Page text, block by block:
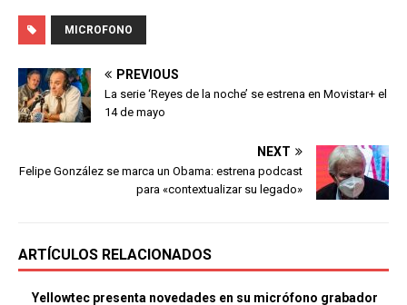
MICROFONO
PREVIOUS
La serie ‘Reyes de la noche’ se estrena en Movistar+ el
14 de mayo
NEXT
Felipe González se marca un Obama: estrena podcast
para «contextualizar su legado»
ARTÍCULOS RELACIONADOS
Yellowtec presenta novedades en su micrófono grabador